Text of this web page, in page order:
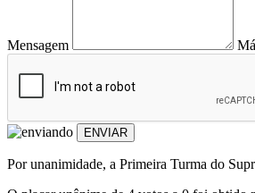
Mensagem
ENVIAR
Por unanimidade, a Primeira Turma do